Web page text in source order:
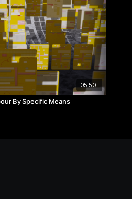
05:50
By Specific Means